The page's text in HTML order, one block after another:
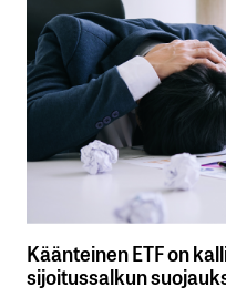
Käänteinen ETF on
sijoitussalkun